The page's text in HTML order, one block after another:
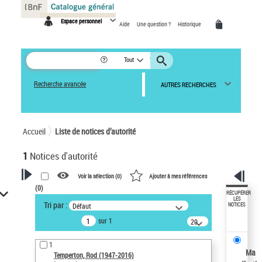
Espace personnel Aide Une question ? Historique
Tout
Recherche avancée AUTRES RECHERCHES
Accueil Liste de notices d’autorité
1 Notices d'autorité
VOTRE RECHERCHE
Recherche avancée dans les
notices d’autorité
Œuvres liées à l'auteur :
Temperton, Rod (1947-2016)
Voir la sélection (0) Ajouter à mes références
(0)
Tri par : Défaut
sur 1
20
résultats/page
1
Temperton, Rod (1947-2016)
RÉCUPÉRER
LES
NOTICES
Ma
Panneau de gestion des cookies